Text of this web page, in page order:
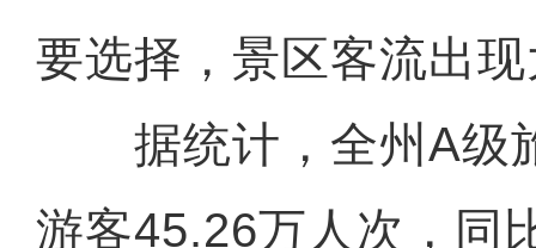
要选择，景区客流出
据统计，全州A级
游客45.26万人次，同